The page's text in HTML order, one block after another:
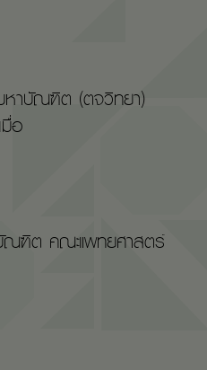
าบัณฑิต (ตจวิทยา)
อ
ฑิต คณะแพทยศาสตร์